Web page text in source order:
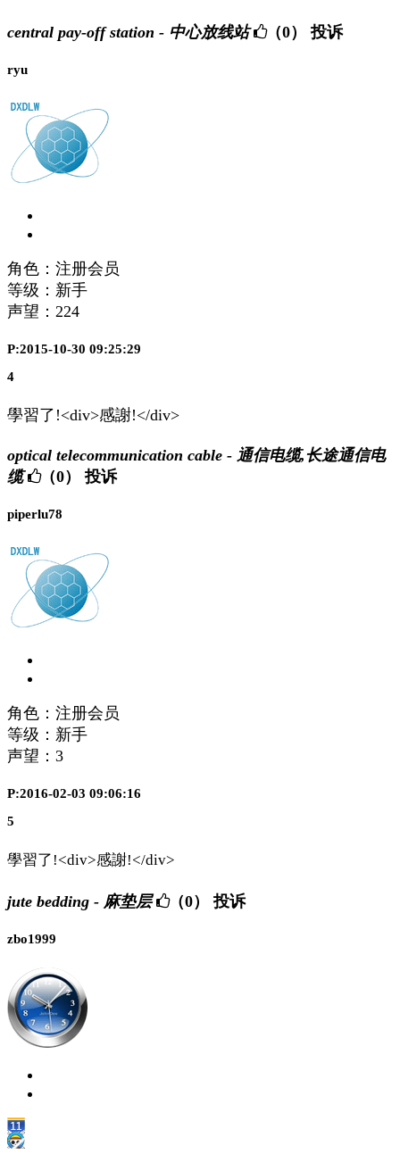
central pay-off station - 中心放线站 （0） 投诉
ryu
角色：注册会员
等级：新手
声望： 224
P:2015-10-30 09:25:29
4
學習了!<div>感謝!</div>
optical telecommunication cable - 通信电缆,长途通信电
缆
（0） 投诉
piperlu78
角色：注册会员
等级：新手
声望： 3
P:2016-02-03 09:06:16
5
學習了!<div>感謝!</div>
jute bedding - 麻垫层 （0） 投诉
zbo1999